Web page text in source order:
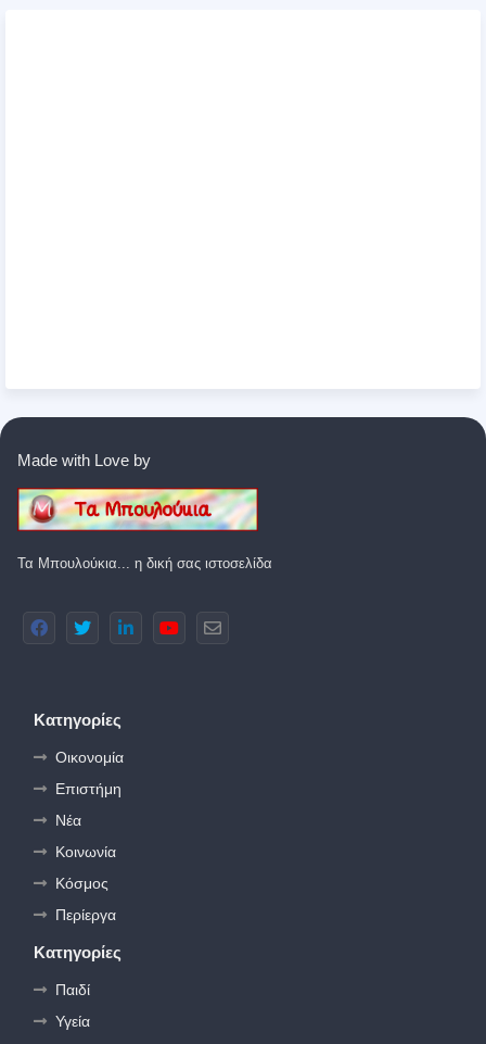
Made with Love by
Τα Μπουλούκια... η δική σας ιστοσελίδα
Κατηγορίες
Οικονομία
Επιστήμη
Νέα
Κοινωνία
Κόσμος
Περίεργα
Κατηγορίες
Παιδί
Υγεία